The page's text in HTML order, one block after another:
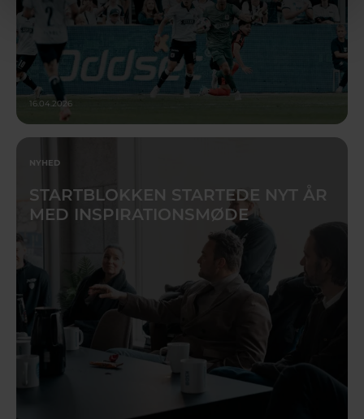
16.04.2026
NYHED
STARTBLOKKEN STARTEDE NYT ÅR
MED INSPIRATIONSMØDE